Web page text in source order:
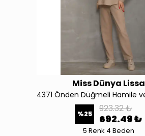
Miss Dünya Lissa
%25 923.32 ₺
692.49 ₺
5 Renk 4 Beden